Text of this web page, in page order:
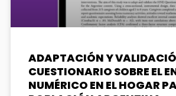
ADAPTACIÓN Y
CUESTIONARIO SOBRE EL
NUMÉRICO EN EL HOGAR